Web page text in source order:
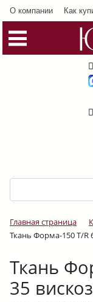
О компании Как
Главная страница
Ткань Форма-150 Т/R
Ткань
35